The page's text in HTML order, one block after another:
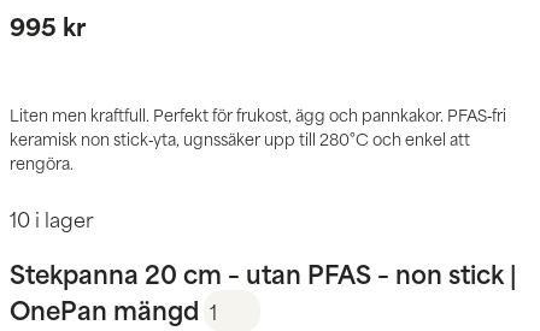
995 kr
Liten men kraftfull. Perfekt för frukost, ägg och pannkakor. PFAS‑fri
keramisk non stick‑yta, ugnssäker upp till 280°C och enkel att
rengöra.
10 i lager
Stekpanna 20 cm – utan PFAS – non stick |
OnePan mängd